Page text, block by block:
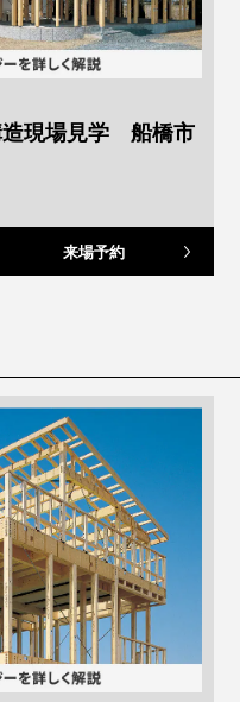
造現場見学 船橋市
来場予約